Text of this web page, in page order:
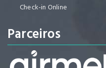
Check-in Online
Parceiros